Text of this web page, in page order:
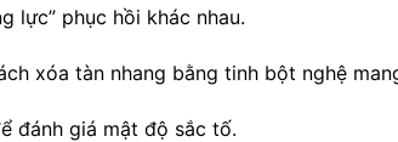
lực” phục hồi khác nhau.
xóa tàn nhang bằng tinh bột nghệ
đánh giá mật độ sắc tố.